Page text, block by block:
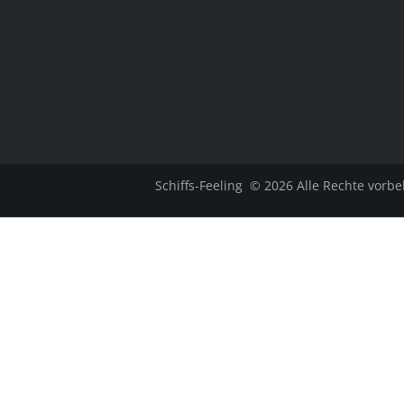
Schiffs-Feeling © 2026 Alle Rechte